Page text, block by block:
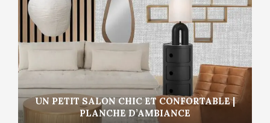
UN PETIT SALON CHIC ET CONFORTABLE |
PLANCHE D’AMBIANCE